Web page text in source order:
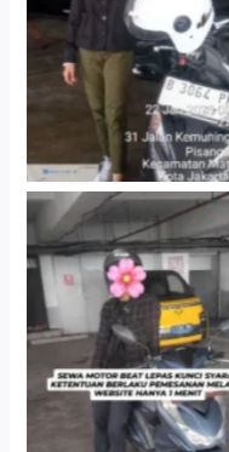
Cityplaza Jatinegara
Gedung Parkir P6A